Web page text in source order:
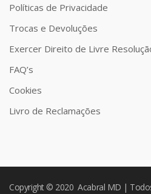
Políticas de Privacidade
Trocas e Devoluções
Exercer Direito de Livre
FAQ’s
Cookies
Livro de Reclamações
Copyright © 2020 Acabral MD |